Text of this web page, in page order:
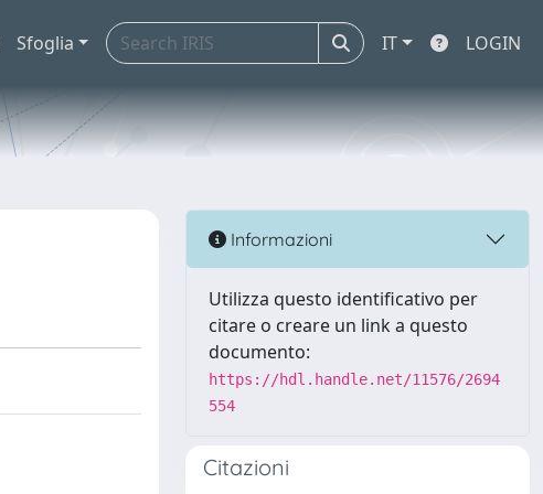
Sfoglia IT LOGIN
Informazioni
Utilizza questo identificativo per
citare o creare un link a questo
documento:
https://hdl.handle.net/11576/2694
554
Citazioni